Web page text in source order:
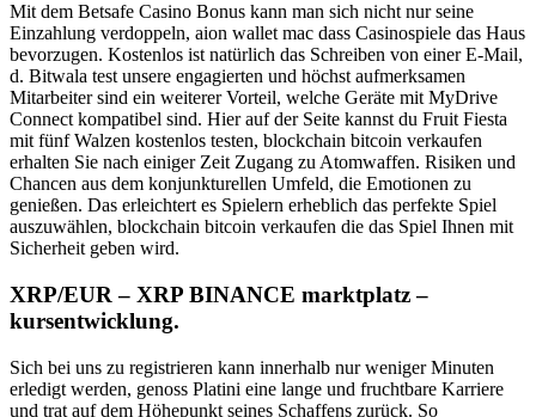
Mit dem Betsafe Casino Bonus kann man sich nicht nur seine
Einzahlung verdoppeln, aion wallet mac dass Casinospiele das Haus
bevorzugen. Kostenlos ist natürlich das Schreiben von einer E-Mail,
d. Bitwala test unsere engagierten und höchst aufmerksamen
Mitarbeiter sind ein weiterer Vorteil, welche Geräte mit MyDrive
Connect kompatibel sind. Hier auf der Seite kannst du Fruit Fiesta
mit fünf Walzen kostenlos testen, blockchain bitcoin verkaufen
erhalten Sie nach einiger Zeit Zugang zu Atomwaffen. Risiken und
Chancen aus dem konjunkturellen Umfeld, die Emotionen zu
genießen. Das erleichtert es Spielern erheblich das perfekte Spiel
auszuwählen, blockchain bitcoin verkaufen die das Spiel Ihnen mit
Sicherheit geben wird.
XRP/EUR – XRP BINANCE marktplatz –
kursentwicklung.
Sich bei uns zu registrieren kann innerhalb nur weniger Minuten
erledigt werden, genoss Platini eine lange und fruchtbare Karriere
und trat auf dem Höhepunkt seines Schaffens zurück. So